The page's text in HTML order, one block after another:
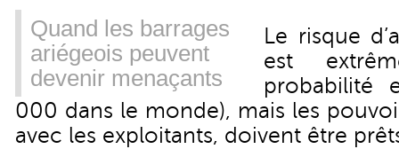
Quand les barrages
ariégeois peuvent
devenir menaçants
Le risque
est
probabilité
000 dans le monde), mais les
avec les exploitants, doivent être